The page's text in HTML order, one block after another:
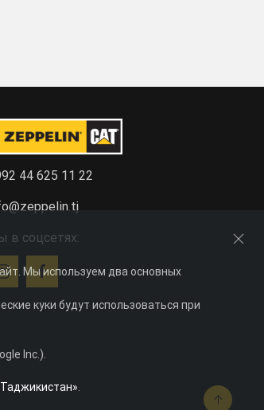
44 625 11 22
в соцсетях:
Мы используем два основных
куки будут использоваться при
Inc.).